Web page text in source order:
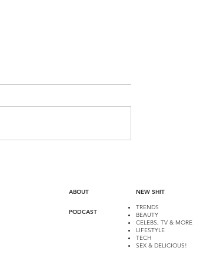
ABOUT
PODCAST
NEW SH!T
TRENDS
BEAUTY
CELEBS, TV & MORE
LIFESTYLE
TECH
SEX & DELICIOUS!